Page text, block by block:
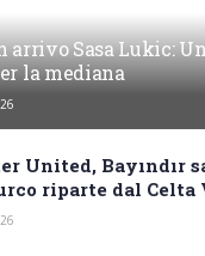
arrivo Sasa Lukic:
la mediana
United, Bayındır
riparte dal Celta